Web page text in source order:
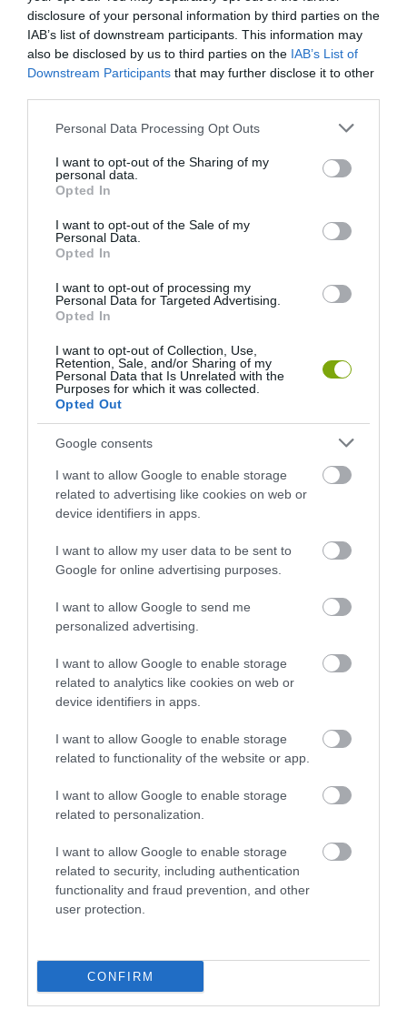
disclosure of your personal information by third parties on the
IAB’s list of downstream participants. This information may
also be disclosed by us to third parties on the IAB’s List of
Downstream Participants that may further disclose it to other
Please note that this website/app uses one or more Google
not limited to your visit or usage behaviour. You may click to
grant or deny consent to Google and its third-party tags to
use your data for below specified purposes in below Google
consent section.
Personal Data Processing Opt Outs
I want to opt-out of the Sharing of my
personal data.
Opted In
I want to opt-out of the Sale of my
Personal Data.
Opted In
I want to opt-out of processing my
Personal Data for Targeted Advertising.
Opted In
I want to opt-out of Collection, Use,
Retention, Sale, and/or Sharing of my
Personal Data that Is Unrelated with the
Purposes for which it was collected.
Opted Out
Google consents
I want to allow Google to enable storage
related to advertising like cookies on web or
device identifiers in apps.
I want to allow my user data to be sent to
Google for online advertising purposes.
I want to allow Google to send me
personalized advertising.
I want to allow Google to enable storage
related to analytics like cookies on web or
device identifiers in apps.
I want to allow Google to enable storage
related to functionality of the website or app.
I want to allow Google to enable storage
related to personalization.
I want to allow Google to enable storage
related to security, including authentication
functionality and fraud prevention, and other
user protection.
CONFIRM
HASONLÓ ÉRDEKESSÉGEK
A KORALLZÁTONY NEM CSAK
500 EDDIG ISMERETLEN
LAKÓJÁT MUTATTA MEG
2026-08-06
ARBORÉTUMBA
KIRÁNDULÁS PANNONHALMA
SZŐLŐ ÉS KOMLÓ
TALÁLKOZÁSA
2026-08-04
KIRÁNDULÁS A
GYÓGYNÖVÉNYKERTBE ÉS
2026-08-04
KIRÁNDULÁS A
PANNONHALMI FŐAPÁTSÁG
KIRÁNDULÁS A RAVAZDI